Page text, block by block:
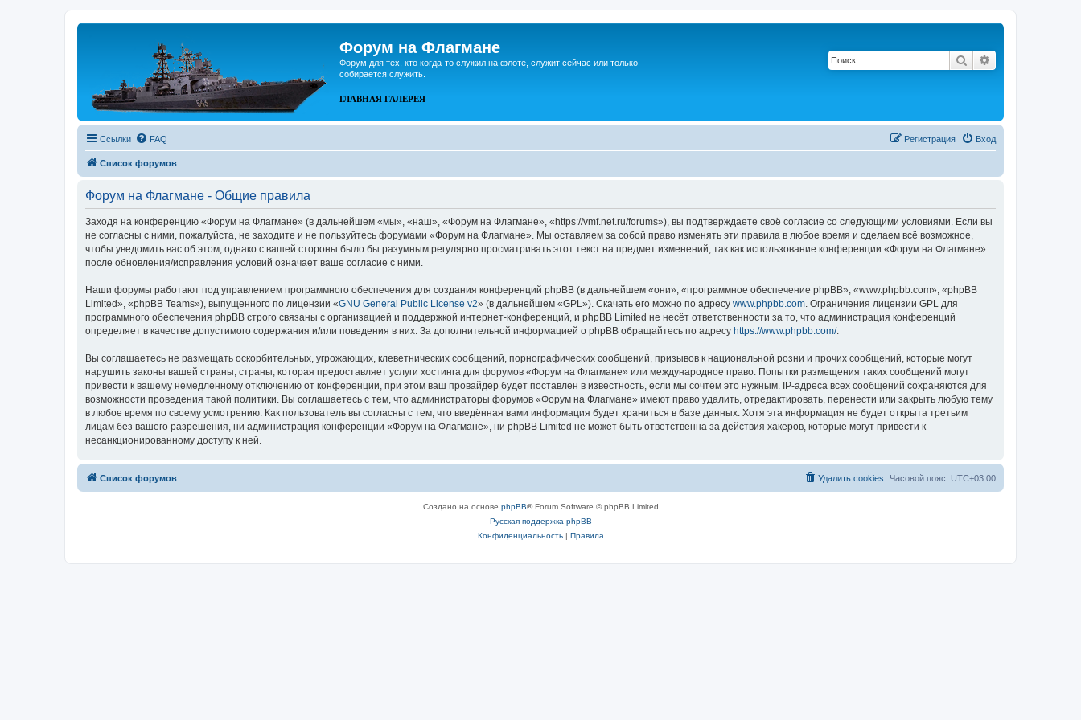
Форум на Флагмане
Форум для тех, кто когда-то служил на флоте, служит сейчас или только
собирается служить.
ГЛАВНАЯ ГАЛЕРЕЯ
Поиск
Ссылки FAQ Вход
Регистрация
Список форумов
Форум на Флагмане - Общие правила
Заходя на конференцию «Форум на Флагмане» (в дальнейшем «мы», «наш», «Форум на Флагмане», «https://vmf.net.ru/forums»), вы подтверждаете своё согласие со следующими условиями. Если вы
не согласны с ними, пожалуйста, не заходите и не пользуйтесь форумами «Форум на Флагмане». Мы оставляем за собой право изменять эти правила в любое время и сделаем всё возможное,
чтобы уведомить вас об этом, однако с вашей стороны было бы разумным регулярно просматривать этот текст на предмет изменений, так как использование конференции «Форум на Флагмане»
после обновления/исправления условий означает ваше согласие с ними.
Наши форумы работают под управлением программного обеспечения для создания конференций phpBB (в дальнейшем «они», «программное обеспечение phpBB», «www.phpbb.com», «phpBB
Limited», «phpBB Teams»), выпущенного по лицензии «GNU General Public License v2» (в дальнейшем «GPL»). Скачать его можно по адресу www.phpbb.com. Ограничения лицензии GPL для
программного обеспечения phpBB строго связаны с организацией и поддержкой интернет-конференций, и phpBB Limited не несёт ответственности за то, что администрация конференций
определяет в качестве допустимого содержания и/или поведения в них. За дополнительной информацией о phpBB обращайтесь по адресу https://www.phpbb.com/.
Вы соглашаетесь не размещать оскорбительных, угрожающих, клеветнических сообщений, порнографических сообщений, призывов к национальной розни и прочих сообщений, которые могут
нарушить законы вашей страны, страны, которая предоставляет услуги хостинга для форумов «Форум на Флагмане» или международное право. Попытки размещения таких сообщений могут
привести к вашему немедленному отключению от конференции, при этом ваш провайдер будет поставлен в известность, если мы сочтём это нужным. IP-адреса всех сообщений сохраняются для
возможности проведения такой политики. Вы соглашаетесь с тем, что администраторы форумов «Форум на Флагмане» имеют право удалить, отредактировать, перенести или закрыть любую тему
в любое время по своему усмотрению. Как пользователь вы согласны с тем, что введённая вами информация будет храниться в базе данных. Хотя эта информация не будет открыта третьим
лицам без вашего разрешения, ни администрация конференции «Форум на Флагмане», ни phpBB Limited не может быть ответственна за действия хакеров, которые могут привести к
несанкционированному доступу к ней.
Список форумов Часовой пояс: UTC+03:00
Удалить cookies
Создано на основе phpBB® Forum Software © phpBB Limited
Русская поддержка phpBB
Конфиденциальность| Правила